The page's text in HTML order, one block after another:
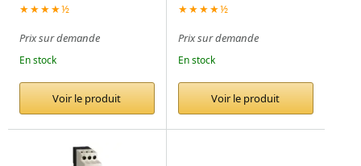
★★★★½
Prix sur demande
En stock
Voir le produit
★★★★½
Prix sur demande
En stock
Voir le produit